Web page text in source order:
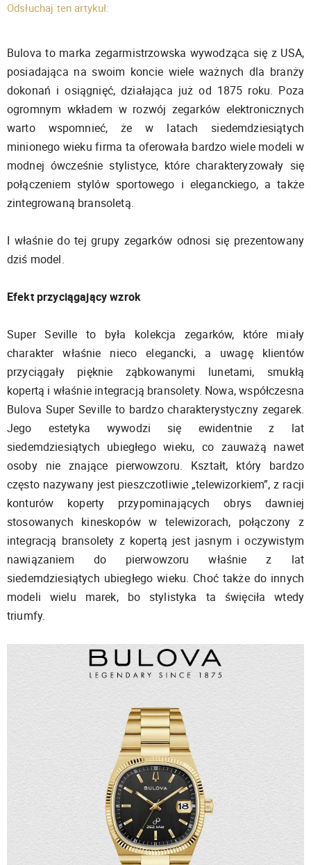
Odsłuchaj ten artykuł:
Bulova to marka zegarmistrzowska wywodząca się z USA,
posiadająca na swoim koncie wiele ważnych dla branży
dokonań i osiągnięć, działająca już od 1875 roku. Poza
ogromnym wkładem w rozwój zegarków elektronicznych
warto wspomnieć, że w latach siedemdziesiątych
minionego wieku firma ta oferowała bardzo wiele modeli w
modnej ówcześnie stylistyce, które charakteryzowały się
połączeniem stylów sportowego i eleganckiego, a także
zintegrowaną bransoletą.
I właśnie do tej grupy zegarków odnosi się prezentowany
dziś model.
Efekt przyciągający wzrok
Super Seville to była kolekcja zegarków, które miały
charakter właśnie nieco elegancki, a uwagę klientów
przyciągały pięknie ząbkowanymi lunetami, smukłą
kopertą i właśnie integracją bransolety. Nowa, współczesna
Bulova Super Seville to bardzo charakterystyczny zegarek.
Jego estetyka wywodzi się ewidentnie z lat
siedemdziesiątych ubiegłego wieku, co zauważą nawet
osoby nie znające pierwowzoru. Kształt, który bardzo
często nazywany jest pieszczotliwie „telewizorkiem”, z racji
konturów koperty przypominających obrys dawniej
stosowanych kineskopów w telewizorach, połączony z
integracją bransolety z kopertą jest jasnym i oczywistym
nawiązaniem do pierwowzoru właśnie z lat
siedemdziesiątych ubiegłego wieku. Choć także do innych
modeli wielu marek, bo stylistyka ta święciła wtedy
triumfy.